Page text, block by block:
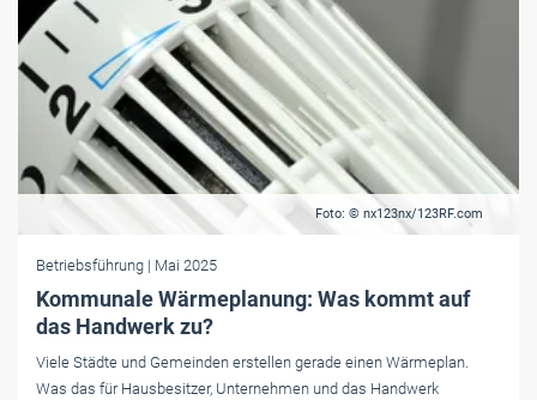
Foto: © nx123nx/123RF.com
Betriebsführung | Mai 2025
Kommunale Wärmeplanung: Was kommt auf
das Handwerk zu?
Viele Städte und Gemeinden erstellen gerade einen Wärmeplan.
Was das für Hausbesitzer, Unternehmen und das Handwerk